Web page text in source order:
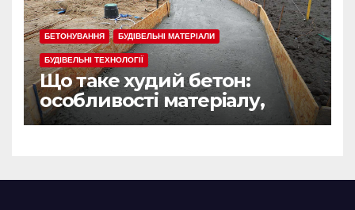
БЕТОНУВАННЯ БУДІВЕЛЬНІ МАТЕРІАЛИ
БУДІВЕЛЬНІ ТЕХНОЛОГІЇ
Що таке худий бетон:
особливості матеріалу,
сфера застосування